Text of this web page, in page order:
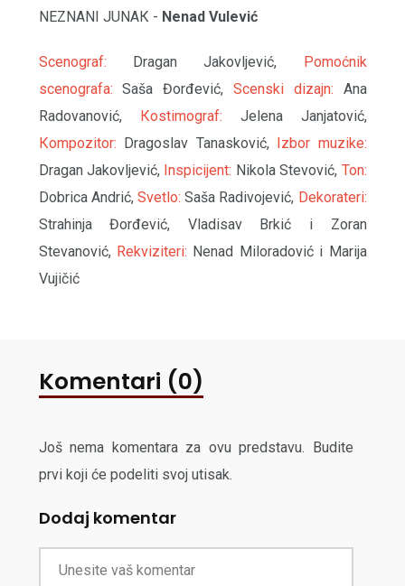
NEZNANI JUNAК - Nenad Vulević
Scenograf: Dragan Jakovljević,
Pomoćnik
scenografa: Saša Đorđević, Scenski dizajn: Ana
Radovanović,
Кostimograf: Jelena Janjatović,
Кompozitor: Dragoslav Tanasković,
Izbor muzike:
Dragan Jakovljević, Inspicijent: Nikola Stevović, Ton:
Dobrica Andrić, Svetlo: Saša Radivojević, Dekorateri:
Strahinja Đorđević, Vladisav Brkić i Zoran
Stevanović, Rekviziteri: Nenad Miloradović i Marija
Vujičić
Komentari (0)
Još nema komentara za ovu predstavu. Budite
prvi koji će podeliti svoj utisak.
Dodaj komentar